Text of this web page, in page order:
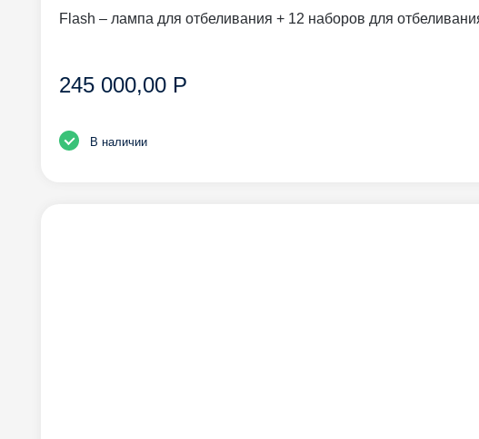
Flash – лампа для отбеливания + 12 наборов для
245 000,00 Р
В наличии